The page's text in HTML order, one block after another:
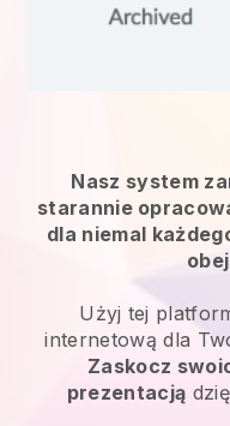
Nasz system
starannie
dla niemal
Użyj tej
internetową dla
Zaskocz
prezentacją